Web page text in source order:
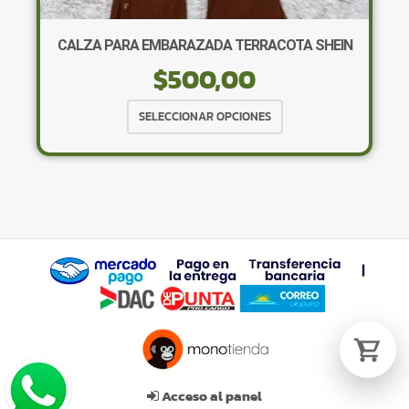
CALZA PARA EMBARAZADA TERRACOTA SHEIN
$500,00
SELECCIONAR OPCIONES
producto
tiene
opciones
se
pueden
elegir
Acceso al panel
Tu carrito está vacío.
Agregá un producto y aparecerá acá
automáticamente.